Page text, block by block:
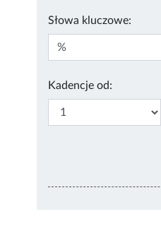
Słowa kluczowe:
Kadencje od: